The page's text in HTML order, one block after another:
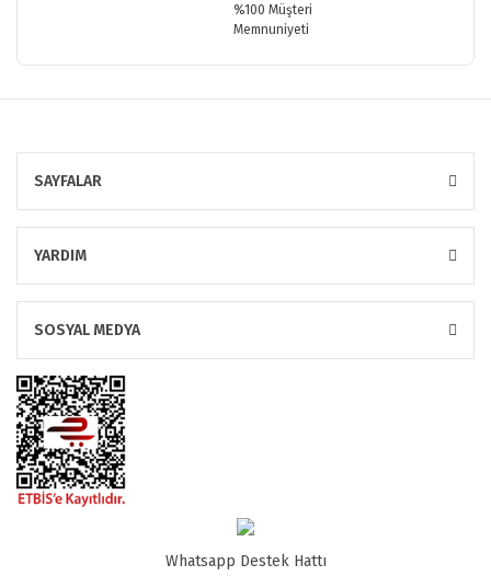
%100 Müşteri
Memnuniyeti
SAYFALAR
YARDIM
SOSYAL MEDYA
Whatsapp Destek Hattı